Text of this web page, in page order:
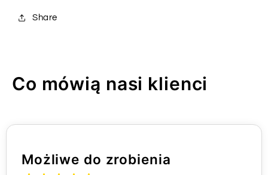
Share
Co mówią nasi klienci
Możliwe do zrobienia